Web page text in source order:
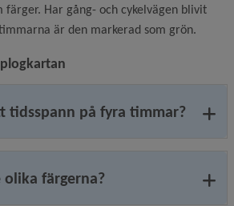
färger. Har gång- och cykelvägen blivit
är den markerad som grön.
tidsspann på fyra timmar?
färgerna?